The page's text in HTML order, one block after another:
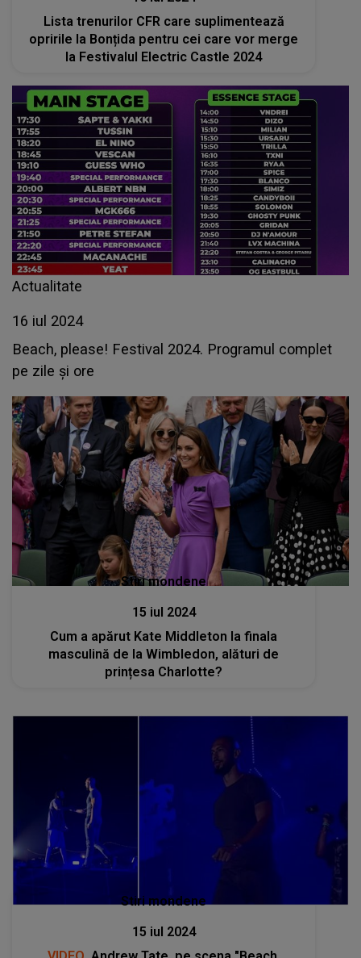
Lista trenurilor CFR care suplimentează
opririle la Bonțida pentru cei care vor merge
la Festivalul Electric Castle 2024
Actualitate
16 iul 2024
Beach, please! Festival 2024. Programul complet
pe zile și ore
Stiri mondene
15 iul 2024
Cum a apărut Kate Middleton la finala
masculină de la Wimbledon, alături de
prințesa Charlotte?
Stiri mondene
15 iul 2024